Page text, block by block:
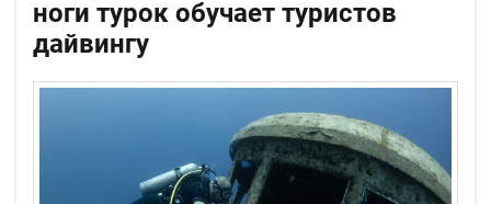
ноги турок обучает туристов
дайвингу